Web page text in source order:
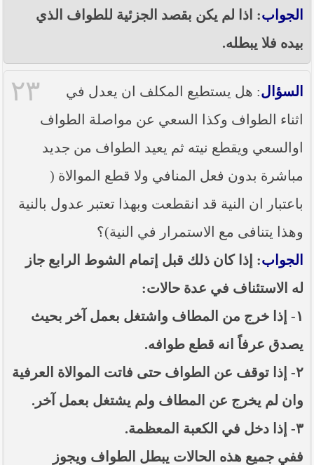
الجواب: اذا لم يكن بقصد الجزئية للطواف الذي
بيده فلا يبطله.
٢٣ السؤال: هل يستطيع المكلف ان يعدل في
اثناء الطواف وكذا السعي عن مواصلة الطواف
اوالسعي ويقطع نيته ثم يعيد الطواف من جديد
مباشرة بدون فعل المنافي ولا قطع الموالاة (
باعتبار ان النية قد انقطعت وبهذا تعتبر عدول بالنية
وهذا يتنافى مع الاستمرار في النية)؟
الجواب: إذا كان ذلك قبل إتمام الشوط الرابع جاز
له الاستئناف في عدة حالات:
١- إذا خرج من المطاف واشتغل بعمل آخر بحيث
يصدق عرفاً انه قطع طوافه.
٢- إذا توقف عن الطواف حتى فاتت الموالاة العرفية
وان لم يخرج عن المطاف ولم يشتغل بعمل آخر.
٣- إذا دخل في الكعبة المعظمة.
ففي جميع هذه الحالات يبطل الطواف ويجوز